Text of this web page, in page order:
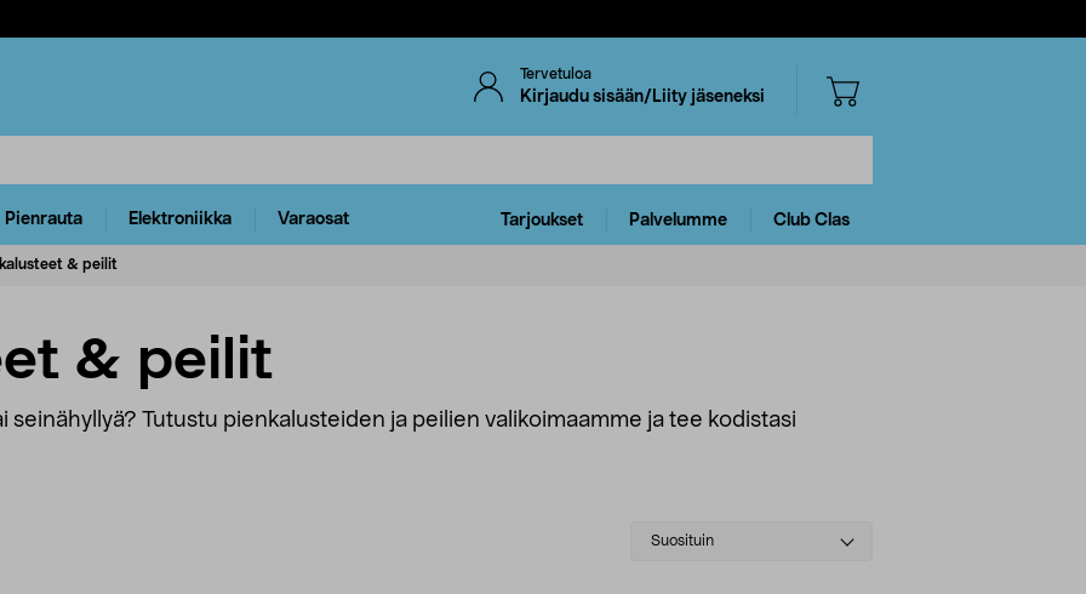
Tervetuloa
Kirjaudu sisään/Liity jäseneksi
Pienrauta Elektroniikka Varaosat Tarjoukset Palvelumme Club Clas
& peilit
& peilit
seinähyllyä? Tutustu pienkalusteiden ja peilien valikoimaamme ja tee kodistasi
Select
Suosituin